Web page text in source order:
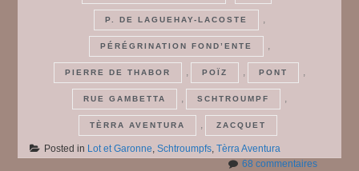
P. DE LAGUEHAY-LACOSTE ,
PÉRÉGRINATION FOND’ENTE ,
PIERRE DE THABOR , POÏZ , PONT ,
RUE GAMBETTA , SCHTROUMPF ,
TÈRRA AVENTURA , ZACQUET
Posted in Lot et Garonne,Schtroumpfs,Tèrra Aventura
68 commentairessur